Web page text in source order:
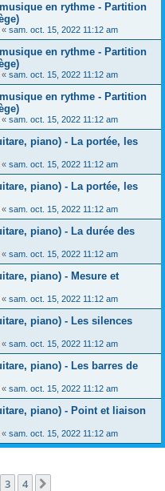
en rythme - Partition
« sam. oct. 15, 2022 11:12 am
en rythme - Partition
« sam. oct. 15, 2022 11:12 am
en rythme - Partition
« sam. oct. 15, 2022 11:12 am
piano) - La portée, les
« sam. oct. 15, 2022 11:12 am
piano) - La portée, les
« sam. oct. 15, 2022 11:12 am
piano) - La durée des
« sam. oct. 15, 2022 11:12 am
piano) - Mesure et
« sam. oct. 15, 2022 11:12 am
piano) - Les silences
« sam. oct. 15, 2022 11:12 am
piano) - Les barres de
« sam. oct. 15, 2022 11:12 am
piano) - Point et liaison
« sam. oct. 15, 2022 11:12 am
3 4